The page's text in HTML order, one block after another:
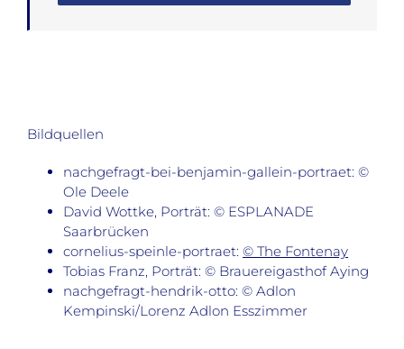
Bildquellen
nachgefragt-bei-benjamin-gallein-portraet: ©
Ole Deele
David Wottke, Porträt: © ESPLANADE
Saarbrücken
cornelius-speinle-portraet: © The Fontenay
Tobias Franz, Porträt: © Brauereigasthof Aying
nachgefragt-hendrik-otto: © Adlon
Kempinski/Lorenz Adlon Esszimmer